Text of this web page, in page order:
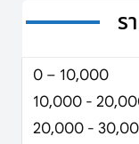
ร
0 – 10,000
10,000 -
20,000 -